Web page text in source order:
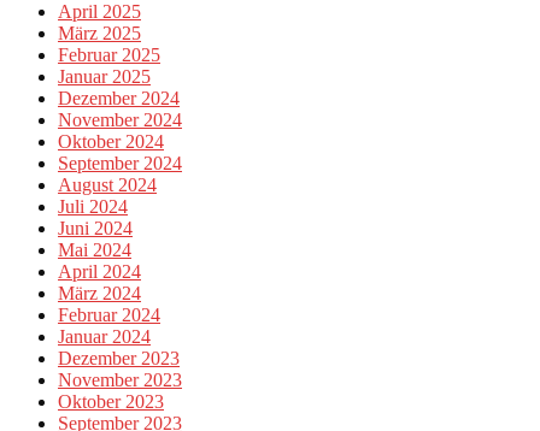
April 2025
März 2025
Februar 2025
Januar 2025
Dezember 2024
November 2024
Oktober 2024
September 2024
August 2024
Juli 2024
Juni 2024
Mai 2024
April 2024
März 2024
Februar 2024
Januar 2024
Dezember 2023
November 2023
Oktober 2023
September 2023